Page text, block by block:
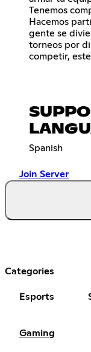
Tenemos
Hacemos
gente se
torneos por
competir,
Spanish
Join Server
Categories
Esports
Gaming